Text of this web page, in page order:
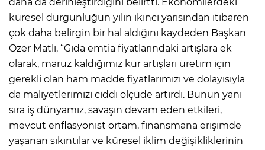
küresel durgunluğun yılın ikinci yarısından itibaren
çok daha belirgin bir hal aldığını kaydeden Başkan
Özer Matlı, “Gıda emtia fiyatlarındaki artışlara ek
olarak, maruz kaldığımız kur artışları üretim için
gerekli olan ham madde fiyatlarımızı ve dolayısıyla
da maliyetlerimizi ciddi ölçüde artırdı. Bunun yanı
sıra iş dünyamız, savaşın devam eden etkileri,
mevcut enflasyonist ortam, finansmana erişimde
yaşanan sıkıntılar ve küresel iklim değişikliklerinin